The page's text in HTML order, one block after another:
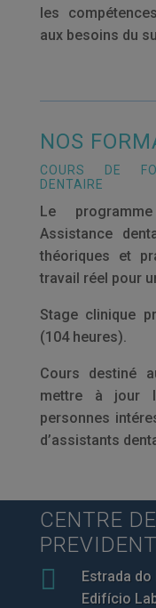
les
aux besoins du
NOS
COURS DE
DENTAIRE
Le
Assistance
théoriques et
travail réel pour
Stage clinique
(104 heures).
Cours destiné
mettre à jour
personnes
d’assistants
CENTRE

Estrada do
Edifício